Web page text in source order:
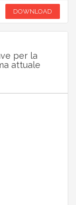
DOWNLOAD
per la
attuale